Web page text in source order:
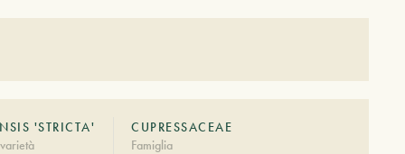
'STRICTA'
CUPRESSACEAE
Famiglia